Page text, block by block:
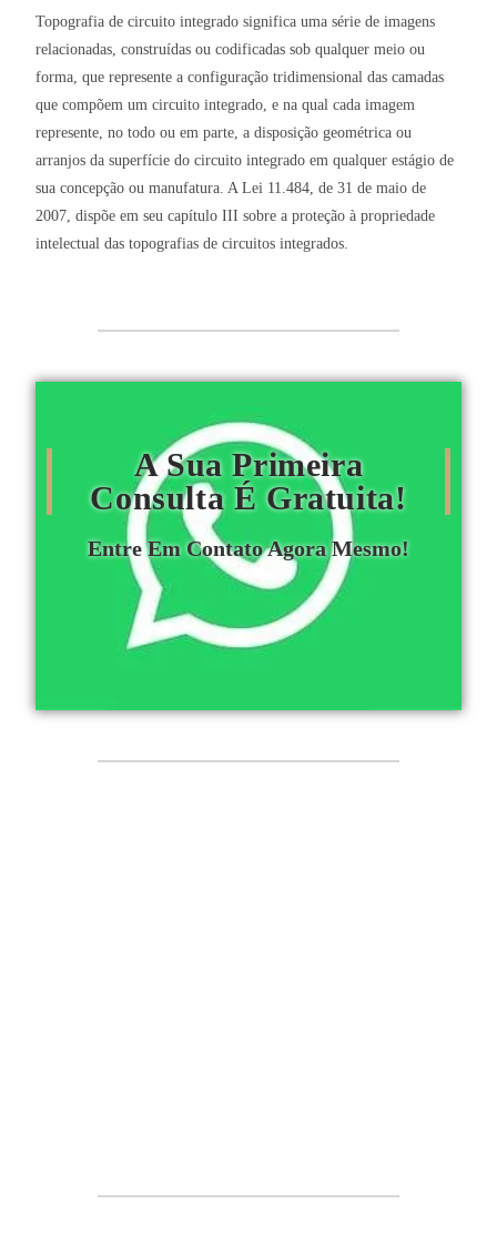
Topografia de circuito integrado significa uma série de imagens
relacionadas, construídas ou codificadas sob qualquer meio ou
forma, que represente a configuração tridimensional das camadas
que compõem um circuito integrado, e na qual cada imagem
represente, no todo ou em parte, a disposição geométrica ou
arranjos da superfície do circuito integrado em qualquer estágio de
sua concepção ou manufatura. A Lei 11.484, de 31 de maio de
2007, dispõe em seu capítulo III sobre a proteção à propriedade
intelectual das topografias de circuitos integrados.
A Sua Primeira
Consulta É Gratuita!
Entre Em Contato Agora Mesmo!